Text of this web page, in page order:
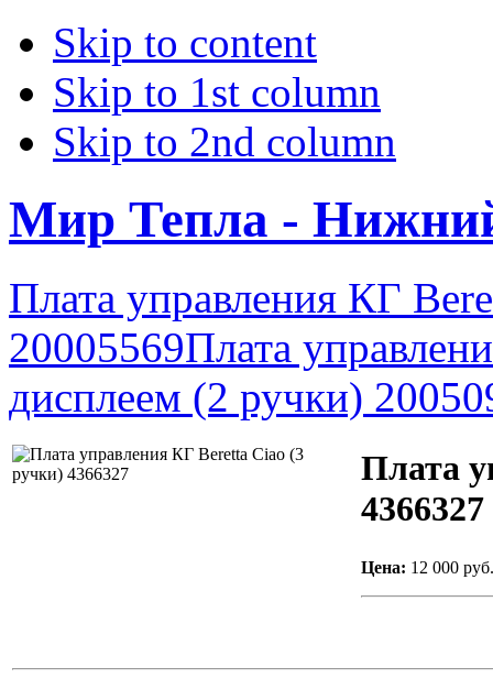
Skip to content
Skip to 1st column
Skip to 2nd column
Мир Тепла -
Плата управления КГ
20005569Плата
дисплеем (2 ручки)
Плата
4366327
Цена: 12 000 руб.